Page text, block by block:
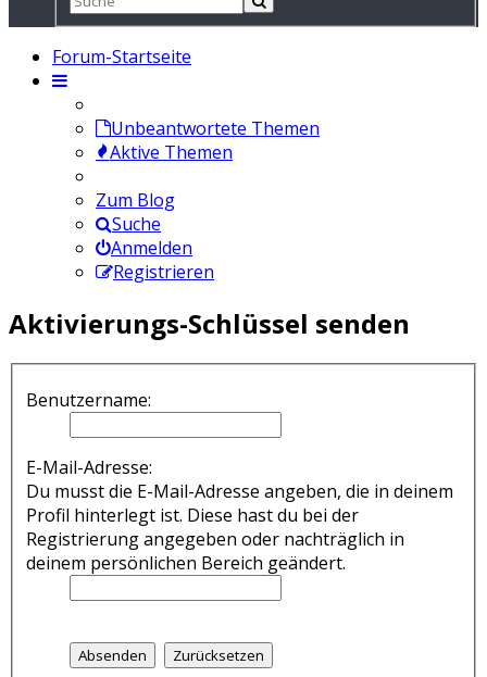
Forum-Startseite
Unbeantwortete Themen
Aktive Themen
Zum Blog
Suche
Anmelden
Registrieren
Aktivierungs-Schlüssel senden
Benutzername:
E-Mail-Adresse:
Du musst die E-Mail-Adresse angeben, die in deinem
Profil hinterlegt ist. Diese hast du bei der
Registrierung angegeben oder nachträglich in
deinem persönlichen Bereich geändert.